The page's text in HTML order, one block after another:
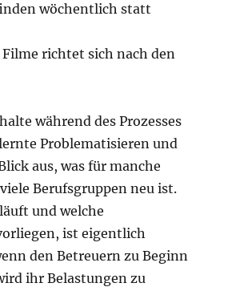
wöchentlich statt
richtet sich nach den
während des Prozesses
Problematisieren und
aus, was für manche
Berufsgruppen neu ist.
und welche
ist eigentlich
den Betreuern zu Beginn
ihr Belastungen zu